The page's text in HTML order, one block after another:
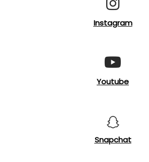
Instagram
Youtube
Snapchat